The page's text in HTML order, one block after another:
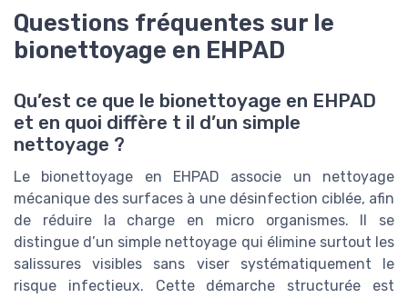
Questions fréquentes sur le
bionettoyage en EHPAD
Qu’est ce que le bionettoyage en EHPAD
et en quoi diffère t il d’un simple
nettoyage ?
Le bionettoyage en EHPAD associe un nettoyage
mécanique des surfaces à une désinfection ciblée, afin
de réduire la charge en micro organismes. Il se
distingue d’un simple nettoyage qui élimine surtout les
salissures visibles sans viser systématiquement le
risque infectieux. Cette démarche structurée est